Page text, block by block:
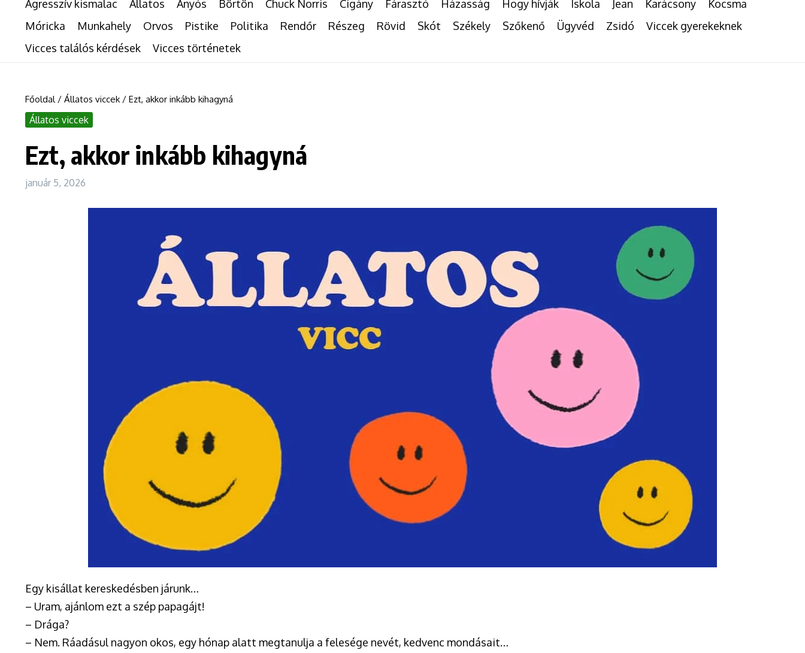
Agresszív kismalac Állatos Anyós Börtön Chuck Norris Cigány Fárasztó Házasság Hogy hívják Iskola Jean Karácsony
Kocsma
Móricka
Munkahely Orvos Pistike Politika Rendőr Részeg Rövid Skót Székely Szőkenő Ügyvéd Zsidó
Viccek gyerekeknek
Vicces találós kérdések
Vicces történetek
Főoldal/ Állatos viccek/ Ezt, akkor inkább kihagyná
Állatos viccek
Ezt, akkor inkább kihagyná
január 5, 2026
Egy kisállat kereskedésben járunk…
– Uram, ajánlom ezt a szép papagájt!
– Drága?
– Nem. Ráadásul nagyon okos, egy hónap alatt megtanulja a felesége nevét, kedvenc mondásait…